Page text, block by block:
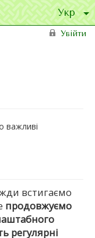
Увійти
важливі
встигаємо
продовжуємо
регулярні